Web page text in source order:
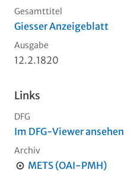
Gesamttitel
Giesser Anzeigeblatt
Ausgabe
12.2.1820
Links
DFG
Im DFG-Viewer ansehen
Archiv
METS (OAI-PMH)